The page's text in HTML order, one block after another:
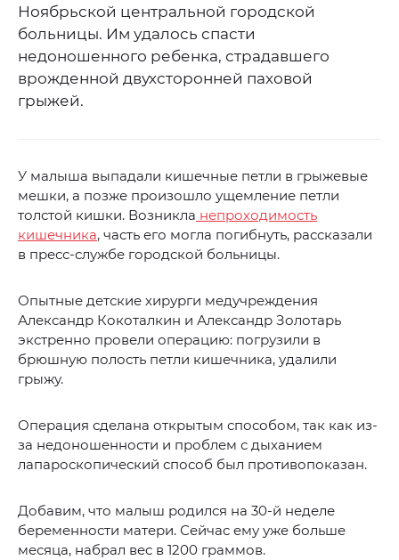
Ноябрьской центральной городской
больницы. Им удалось спасти
недоношенного ребенка, страдавшего
врожденной двухсторонней паховой
грыжей.
У малыша выпадали кишечные петли в грыжевые
мешки, а позже произошло ущемление петли
толстой кишки. Возникла непроходимость
кишечника, часть его могла погибнуть, рассказали
в пресс-службе городской больницы.
Опытные детские хирурги медучреждения
Александр Кокоталкин и Александр Золотарь
экстренно провели операцию: погрузили в
брюшную полость петли кишечника, удалили
грыжу.
Операция сделана открытым способом, так как из-
за недоношенности и проблем с дыханием
лапароскопический способ был противопоказан.
Добавим, что малыш родился на 30-й неделе
беременности матери. Сейчас ему уже больше
месяца, набрал вес в 1200 граммов.